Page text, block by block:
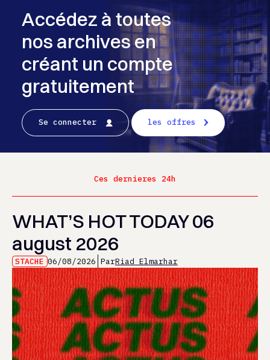
Accédez à toutes
nos archives en
créant un compte
gratuitement
Se connecter les offres
Ces dernieres 24h
WHAT’S HOT TODAY 06
august 2026
STACHE 06/08/2026 ParRiad Elmarhar